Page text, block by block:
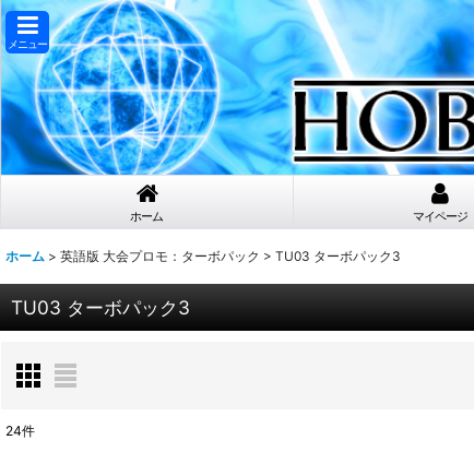
メニュー
ホーム マイページ
ホーム > 英語版 大会プロモ：ターボパック > TU03 ターボパック3
TU03 ターボパック3
24件